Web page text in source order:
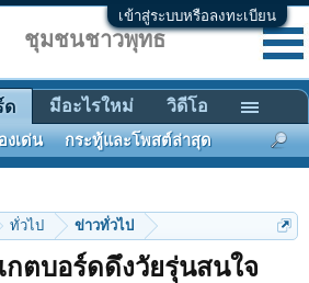
เข้าสู่ระบบหรือลงทะเบียน
ทั่วไป ข่าวทั่วไป
กตบอร์ดดึงวัยรุ่นสนใจ
ชุมชนชาวพุทธ
ด
งเด่น กระทู้และโพสต์ล่าสุด
มีอะไรใหม่ วิดีโอ